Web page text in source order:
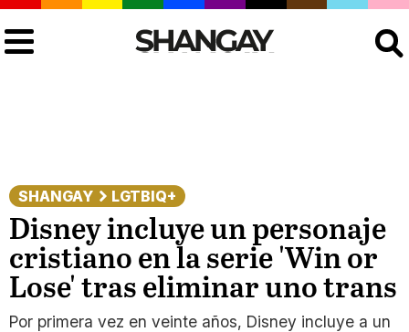
SHANGAY LGTBIQ+
Disney incluye un personaje
cristiano en la serie 'Win or
Lose' tras eliminar uno trans
Por primera vez en veinte años, Disney incluye a un